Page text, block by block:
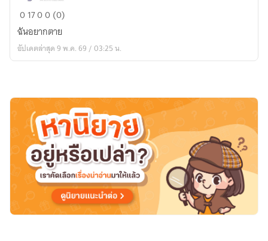
Re:บัดซบ
01700 (0)
ฉันอยากตาย
อัปเดตล่าสุด 9 พ.ค. 69 / 03:25 น.